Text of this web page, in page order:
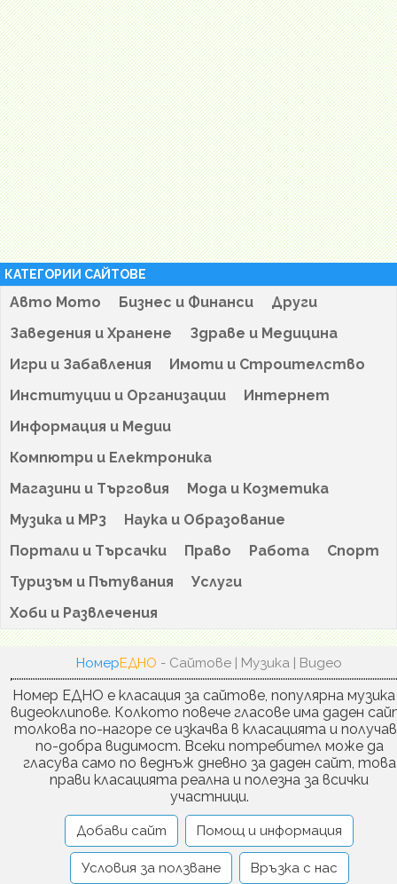
КАТЕГОРИИ САЙТОВЕ
Авто Мото Бизнес и Финанси
Други
Заведения и Хранене
Здраве и Медицина
Игри и Забавления
Имоти и Строителство
Институции и Организации
Интернет
Информация и Медии
Компютри и Електроника
Магазини и Търговия
Мода и Козметика
Музика и MP3
Наука и Образование
Портали и Търсачки
Право Работа
Спорт
Туризъм и Пътувания
Услуги
Хоби и Развлечения
НомерЕДНО - Сайтове | Музика | Видео
Номер ЕДНО е класация за сайтове, популярна музика
видеоклипове. Колкото повече гласове има даден
толкова по-нагоре се изкачва в класацията и
по-добра видимост. Всеки потребител може да
гласува само по веднъж дневно за даден сайт, това
прави класацията реална и полезна за всички
участници.
Добави сайт Помощ и информация
Условия за ползване Връзка с нас